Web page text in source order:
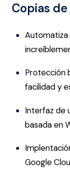
Copias
Automatiza
Protección
facilidad y
Interfaz de
basada en
Google